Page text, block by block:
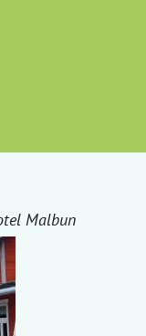
Malbun